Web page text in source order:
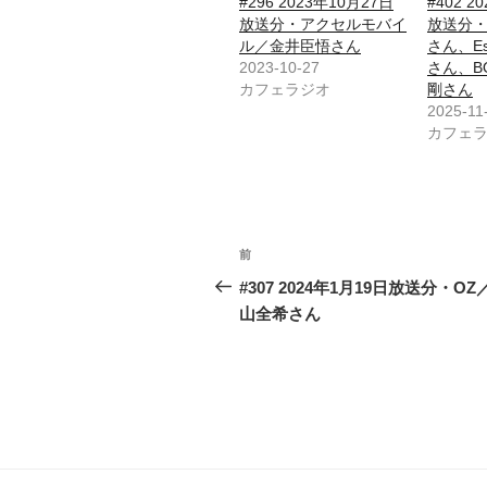
放送分・アクセルモバイ
ル／金井臣悟さん
2023-10-27
カフェラジオ
放送分
さん、
さん、
剛さん
2025-
カフェ
投
稿
ナ
前
の
投
前
#307 2024年1月19日放送分・OZ
山全希さん